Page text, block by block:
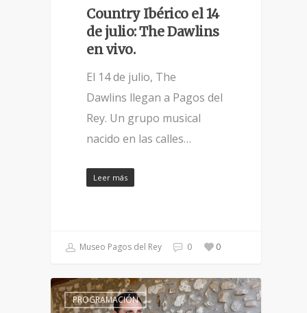
Country Ibérico el 14
de julio: The Dawlins
en vivo.
El 14 de julio, The
Dawlins llegan a Pagos del
Rey. Un grupo musical
nacido en las calles…
Leer más
Museo Pagos del Rey 0 0
PROGRAMACIÓN